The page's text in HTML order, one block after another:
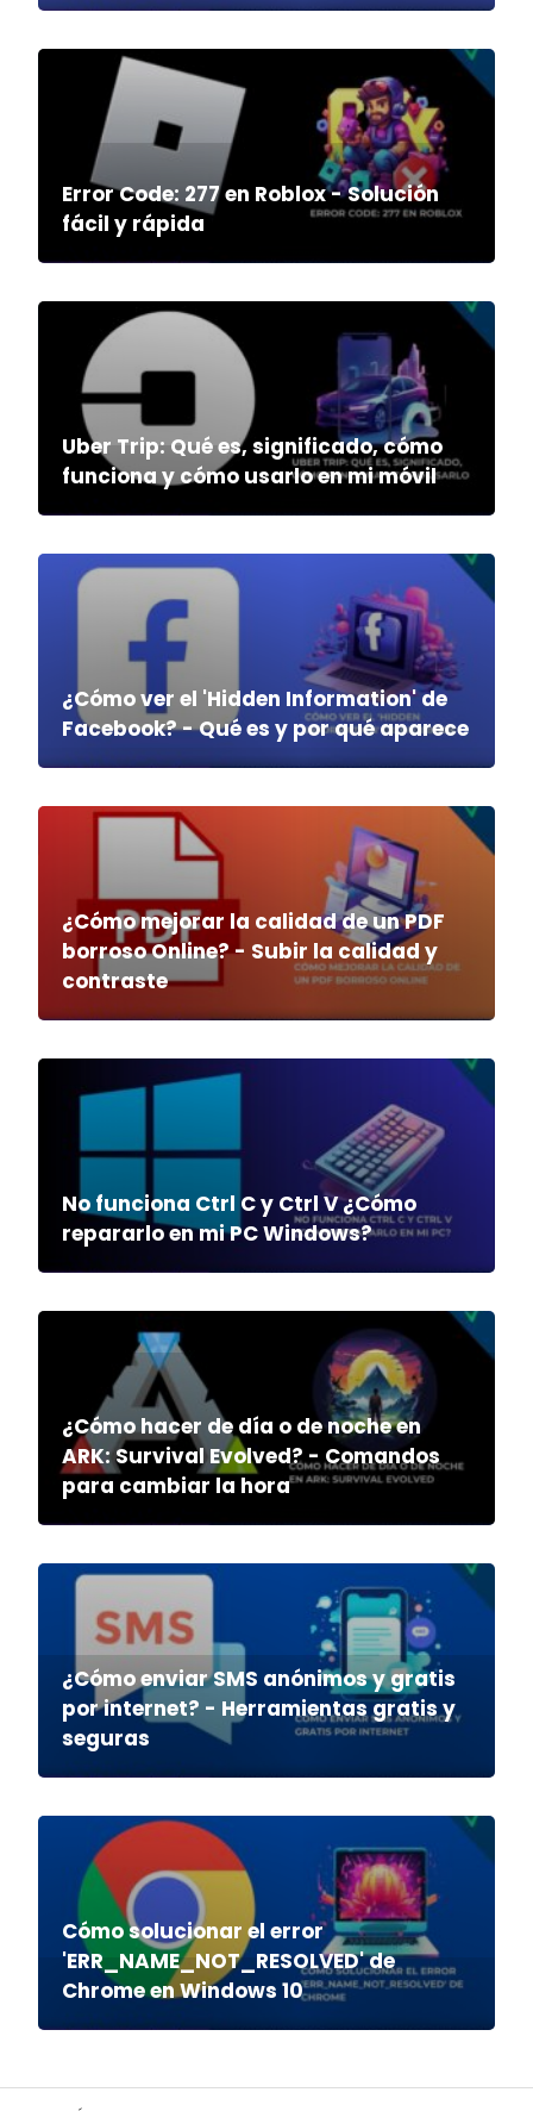
Error Code: 277 en Roblox - Solución
fácil y rápida
Uber Trip: Qué es, significado, cómo
funciona y cómo usarlo en mi móvil
¿Cómo ver el 'Hidden Information' de
Facebook? - Qué es y por qué aparece
¿Cómo mejorar la calidad de un PDF
borroso Online? - Subir la calidad y
contraste
No funciona Ctrl C y Ctrl V ¿Cómo
repararlo en mi PC Windows?
¿Cómo hacer de día o de noche en
ARK: Survival Evolved? - Comandos
para cambiar la hora
¿Cómo enviar SMS anónimos y gratis
por internet? - Herramientas gratis y
seguras
Cómo solucionar el error
'ERR_NAME_NOT_RESOLVED' de
Chrome en Windows 10